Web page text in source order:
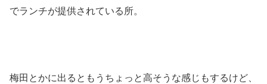
でランチが提供されている所。
梅田とかに出るともうちょっと高そうな感じもするけど、